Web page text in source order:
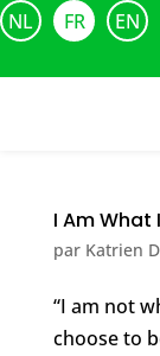
NL FR EN
I Am
par Katrien
“I am not
choose to